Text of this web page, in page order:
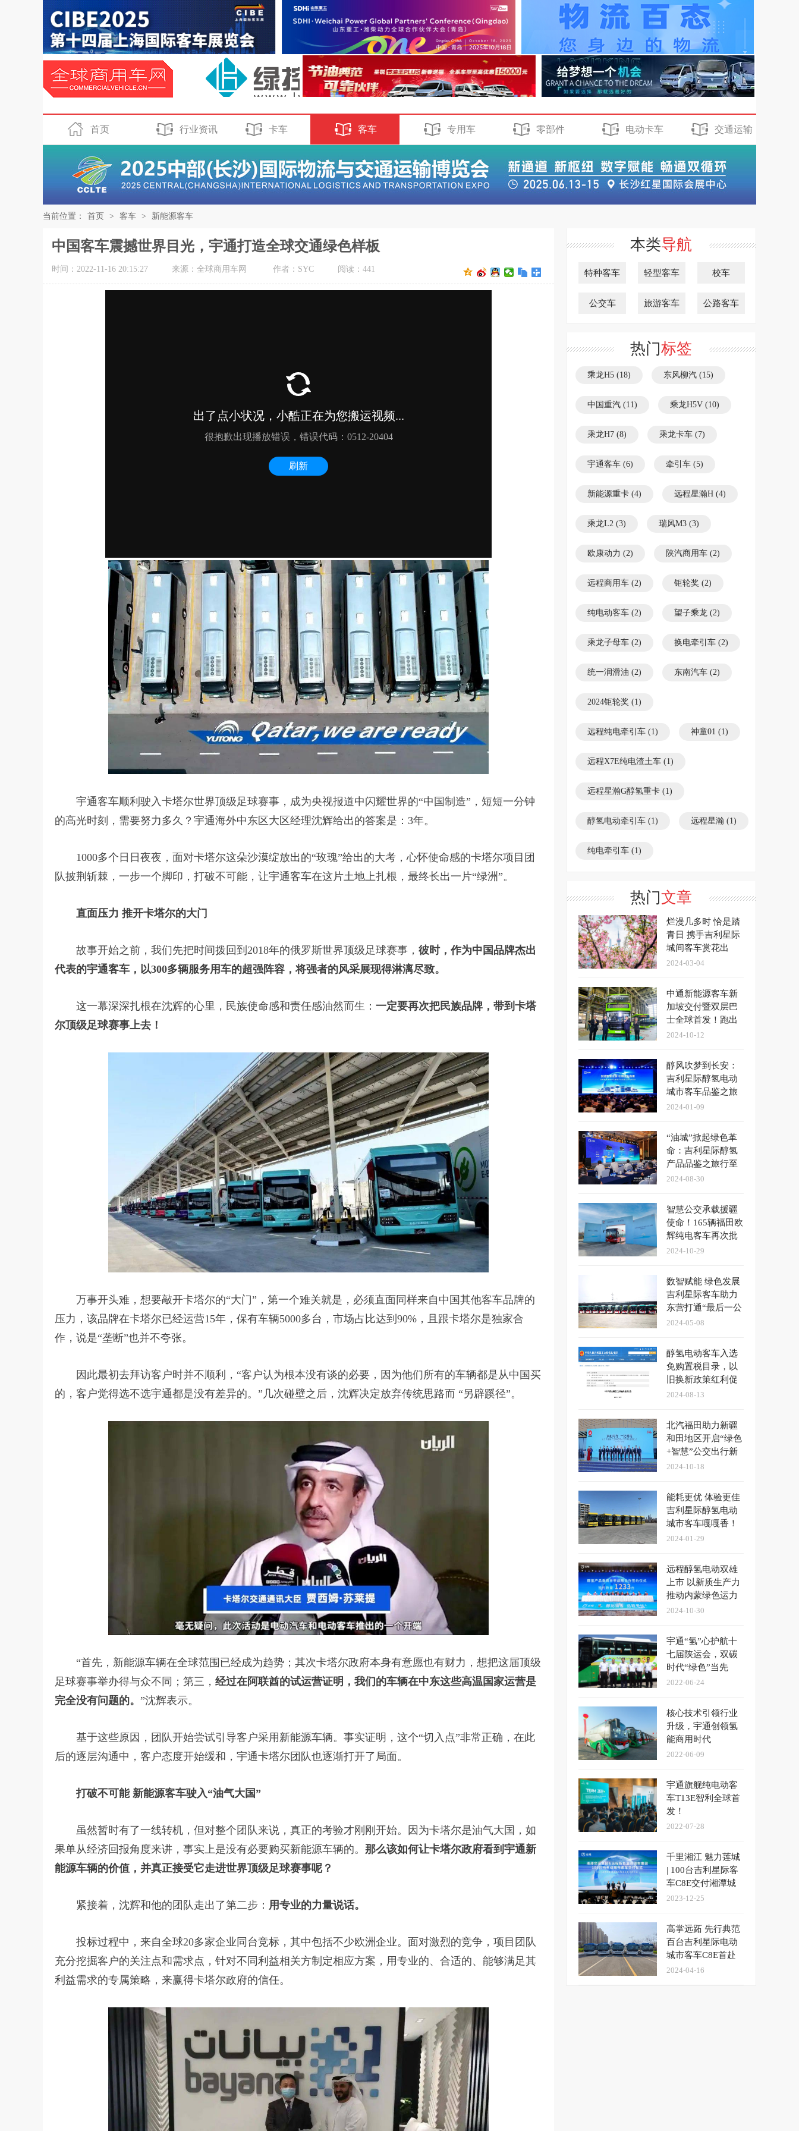
首页 行业资讯 卡车 客车 专用车 零部件 电动卡车 交通运输
当前位置： 首页 > 客车 > 新能源客车
中国客车震撼世界目光，宇通打造全球交通绿色样板
时间：2022-11-16 20:15:27 来源：全球商用车网 作者：SYC 阅读： 441
宇通客车顺利驶入卡塔尔世界顶级足球赛事，成为央视报道中闪耀世界的“中国制造”，短短一分钟
的高光时刻，需要努力多久？宇通海外中东区大区经理沈辉给出的答案是：3年。
1000多个日日夜夜，面对卡塔尔这朵沙漠绽放出的“玫瑰”给出的大考，心怀使命感的卡塔尔项目团
队披荆斩棘，一步一个脚印，打破不可能，让宇通客车在这片土地上扎根，最终长出一片“绿洲”。
直面压力 推开卡塔尔的大门
故事开始之前，我们先把时间拨回到2018年的俄罗斯世界顶级足球赛事， 彼时，作为中国品牌杰出
代表的宇通客车，以300多辆服务用车的超强阵容，将强者的风采展现得淋漓尽致。
这一幕深深扎根在沈辉的心里，民族使命感和责任感油然而生： 一定要再次把民族品牌，带到卡塔
尔顶级足球赛事上去！
万事开头难，想要敲开卡塔尔的“大门”，第一个难关就是，必须直面同样来自中国其他客车品牌的
压力，该品牌在卡塔尔已经运营15年，保有车辆5000多台，市场占比达到90%，且跟卡塔尔是独家合
作，说是“垄断”也并不夸张。
因此最初去拜访客户时并不顺利，“客户认为根本没有谈的必要，因为他们所有的车辆都是从中国买
的，客户觉得选不选宇通都是没有差异的。”几次碰壁之后，沈辉决定放弃传统思路而 “另辟蹊径”。
“首先，新能源车辆在全球范围已经成为趋势；其次卡塔尔政府本身有意愿也有财力，想把这届顶级
足球赛事举办得与众不同；第三， 经过在阿联酋的试运营证明，我们的车辆在中东这些高温国家运营是
完全没有问题的。 ”沈辉表示。
基于这些原因，团队开始尝试引导客户采用新能源车辆。事实证明，这个“切入点”非常正确，在此
后的逐层沟通中，客户态度开始缓和，宇通卡塔尔团队也逐渐打开了局面。
打破不可能 新能源客车驶入“油气大国”
虽然暂时有了一线转机，但对整个团队来说，真正的考验才刚刚开始。因为卡塔尔是油气大国，如
果单从经济回报角度来讲，事实上是没有必要购买新能源车辆的。 那么该如何让卡塔尔政府看到宇通新
能源车辆的价值，并真正接受它走进世界顶级足球赛事呢？
紧接着，沈辉和他的团队走出了第二步： 用专业的力量说话。
投标过程中，来自全球20多家企业同台竞标，其中包括不少欧洲企业。面对激烈的竞争，项目团队
充分挖掘客户的关注点和需求点，针对不同利益相关方制定相应方案，用专业的、合适的、能够满足其
利益需求的专属策略，来赢得卡塔尔政府的信任。
本类导航
特种客车 轻型客车 校车
公交车 旅游客车 公路客车
热门标签
乘龙H5 (18) 东风柳汽 (15)
中国重汽 (11) 乘龙H5V (10)
乘龙H7 (8) 乘龙卡车 (7)
宇通客车 (6) 牵引车 (5)
新能源重卡 (4) 远程星瀚H (4)
乘龙L2 (3) 瑞风M3 (3)
欧康动力 (2) 陕汽商用车 (2)
远程商用车 (2) 钜轮奖 (2)
纯电动客车 (2) 望子乘龙 (2)
乘龙子母车 (2) 换电牵引车 (2)
统一润滑油 (2) 东南汽车 (2)
2024钜轮奖 (1)
远程纯电牵引车 (1) 神童01 (1)
远程X7E纯电渣土车 (1)
远程星瀚G醇氢重卡 (1)
醇氢电动牵引车 (1) 远程星瀚 (1)
纯电牵引车 (1)
热门文章
烂漫几多时 恰是踏
青日 携手吉利星际
城间客车赏花出
行！
2024-03-04
中通新能源客车新
加坡交付暨双层巴
士全球首发！跑出
绿色出海“加速度”
2024-10-12
醇风吹梦到长安：
吉利星际醇氢电动
城市客车品鉴之旅
西安启航
2024-01-09
“油城”掀起绿色革
命：吉利星际醇氢
产品品鉴之旅行至
大庆
2024-08-30
智慧公交承载援疆
使命！165辆福田欧
辉纯电客车再次批
量驶入和田
2024-10-29
数智赋能 绿色发展
吉利星际客车助力
东营打通“最后一公
里”
2024-05-08
醇氢电动客车入选
免购置税目录，以
旧换新政策红利促
发展
2024-08-13
北汽福田助力新疆
和田地区开启“绿色
+智慧”公交出行新
时代
2024-10-18
能耗更优 体验更佳
吉利星际醇氢电动
城市客车嘎嘎香！
2024-01-29
远程醇氢电动双雄
上市 以新质生产力
推动内蒙绿色运力
变革
2024-10-30
宇通“氢”心护航十
七届陕运会，双碳
时代“绿色”当先
2022-06-24
核心技术引领行业
升级，宇通创领氢
能商用时代
2022-06-09
宇通旗舰纯电动客
车T13E智利全球首
发！
2022-07-28
千里湘江 魅力莲城
| 100台吉利星际客
车C8E交付湘潭城
发集团
2023-12-25
高掌远跖 先行典范
百台吉利星际电动
城市客车C8E首赴
济南
2024-04-16